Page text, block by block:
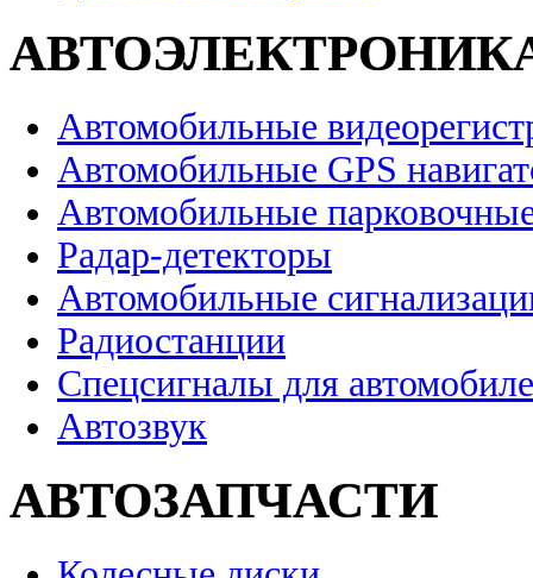
Автомобильные
Автомобильные GPS
Автомобильные
Радар-детекторы
Автомобильные
Радиостанции
Спецсигналы для
Автозвук
АВТОЗАПЧАСТИ